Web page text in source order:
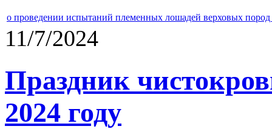
о проведении испытаний племенных лошадей верховых
11/7/2024
Праздник
2024 году